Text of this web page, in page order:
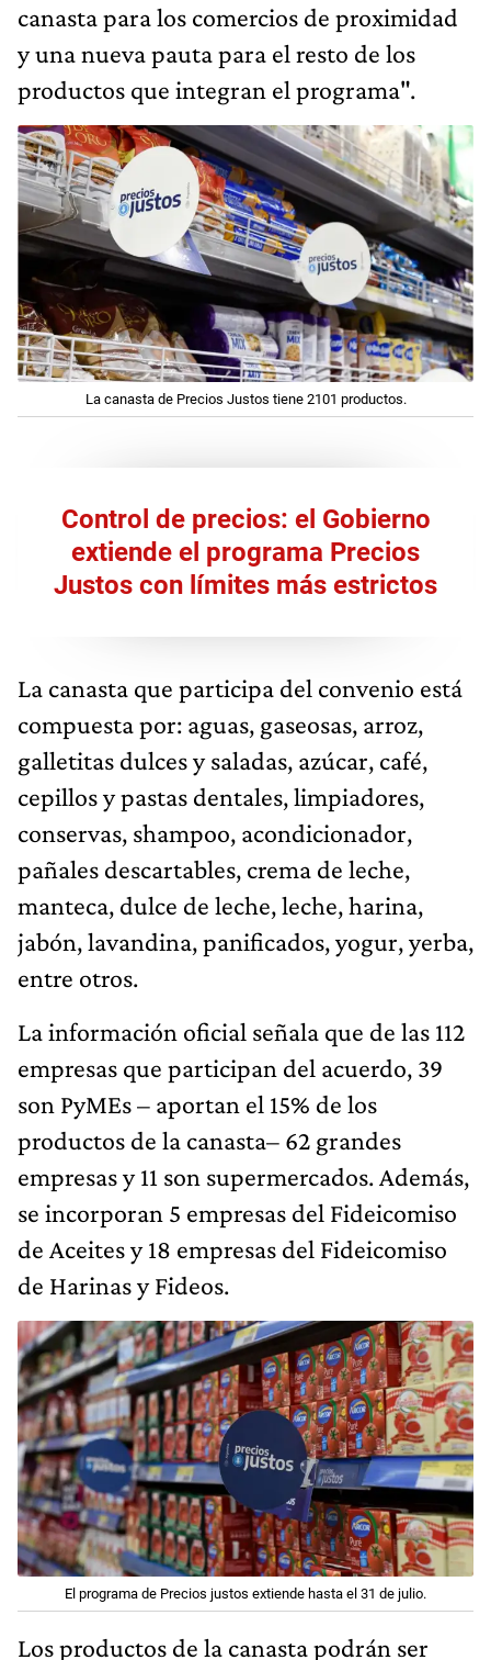
canasta para los comercios de proximidad
y una nueva pauta para el resto de los
productos que integran el programa".
La canasta de Precios Justos tiene 2101 productos.
Control de precios: el Gobierno
extiende el programa Precios
Justos con límites más estrictos
La canasta que participa del convenio está
compuesta por: aguas, gaseosas, arroz,
galletitas dulces y saladas, azúcar, café,
cepillos y pastas dentales, limpiadores,
conservas, shampoo, acondicionador,
pañales descartables, crema de leche,
manteca, dulce de leche, leche, harina,
jabón, lavandina, panificados, yogur, yerba,
entre otros.
La información oficial señala que de las 112
empresas que participan del acuerdo, 39
son PyMEs – aportan el 15% de los
productos de la canasta– 62 grandes
empresas y 11 son supermercados. Además,
se incorporan 5 empresas del Fideicomiso
de Aceites y 18 empresas del Fideicomiso
de Harinas y Fideos.
El programa de Precios justos extiende hasta el 31 de julio.
Los productos de la canasta podrán ser